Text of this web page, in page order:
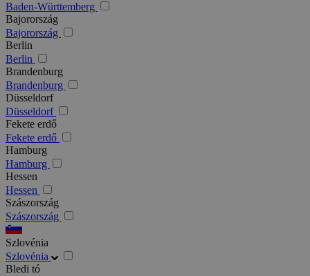
Baden-Württemberg
Bajorország
Bajorország
Berlin
Berlin
Brandenburg
Brandenburg
Düsseldorf
Düsseldorf
Fekete erdő
Fekete erdő
Hamburg
Hamburg
Hessen
Hessen
Szászország
Szászország
Szlovénia
Szlovénia
Bledi tó